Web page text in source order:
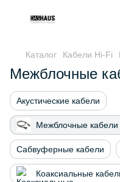
Каталог Кабели Hi-Fi
Межблочные
Акустические кабели
Межблочные кабели
Сабвуферные кабели
Коаксиальные